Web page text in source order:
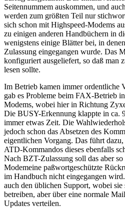
Seitennummem auskommen, und
werden zum größten Teil nur
sich schon mit Highspeed-Modems
zu einigen anderen Handbüchern in
wenigstens einige Blätter bei, in
Zulassung eingegangen wurde. Das
konfiguriert ausgeliefert, so daß man
lesen sollte.
Im Betrieb kamen immer ordentliche
gab es Probleme beim FAX-Betrieb
Modems, wobei hier in Richtung
Die BUSY-Erkennung klappte in ca.
immer etwas Zeit. Die
jedoch schon das Absetzen des
eigentlichen Vorgang. Das führt
ATD-Kommandos dieses ebenfalls
Nach BZT-Zulassung soll das aber
Modemeine paßwortgeschützte
im Handbuch nicht eingegangen
auch den üblichen Support, wobei
betreiben, aber über eine normale
Updates verteilen.